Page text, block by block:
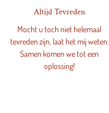
Altijd Tevreden
Mocht u toch niet helemaal
tevreden zijn, laat het mij weten.
Samen komen we tot een
oplossing!